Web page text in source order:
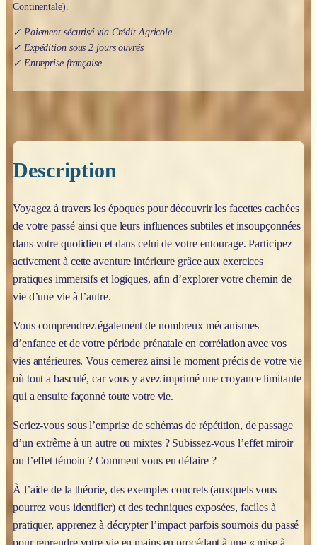
Continentale).
✓ Paiement sécurisé via Crédit Agricole
✓ Expédition sous 2 jours ouvrés
✓ Entreprise française
Description
Voyagez à travers les époques pour découvrir les facettes cachées
de votre passé ainsi que leurs influences subtiles et insoupçonnées
dans votre quotidien et dans celui de votre entourage. Participez
activement à cette aventure intérieure grâce aux exercices
pratiques immersifs et logiques, afin d’explorer votre chemin de
vie d’une vie à l’autre.
Vous comprendrez également de nombreux mécanismes
d’enfance et de votre période prénatale en corrélation avec vos
vies antérieures. Vous cernerez ainsi le moment précis de votre vie
où tout a basculé, car vous y avez imprimé une croyance limitante
qui a ensuite façonné toute votre vie.
Seriez-vous sous l’emprise de schémas de répétition, de passage
d’un extrême à un autre ou mixtes ? Subissez-vous l’effet miroir
ou l’effet témoin ? Comment vous en défaire ?
À l’aide de la théorie, des exemples concrets (auxquels vous
pourrez vous identifier) et des techniques exposées, faciles à
pratiquer, apprenez à décrypter l’impact parfois sournois du passé
pour reprendre votre vie en mains en procédant à une « mise à